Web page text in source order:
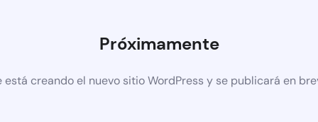
Próximamente
está creando el nuevo sitio WordPress y se publicará en